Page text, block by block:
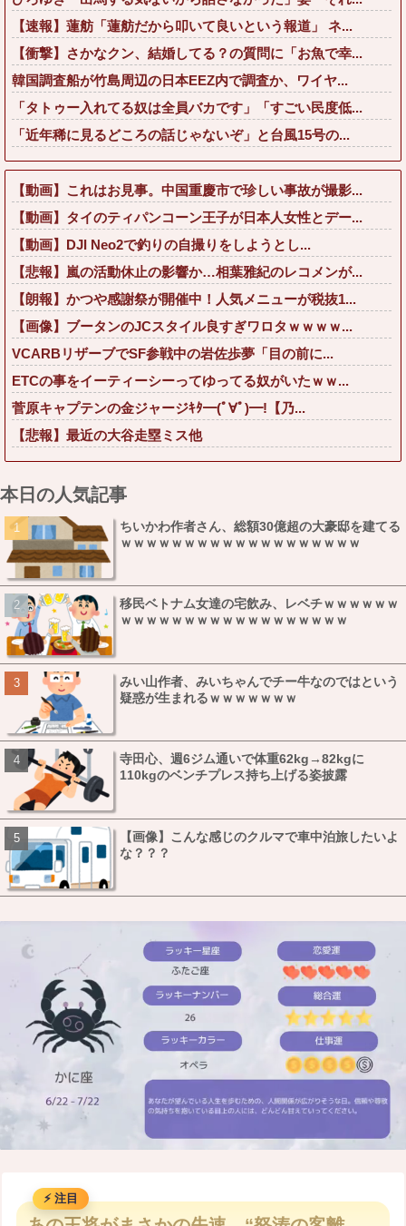
【速報】蓮舫「蓮舫だから叩いて良いという報道」 ネ...
【衝撃】さかなクン、結婚してる？の質問に「お魚で幸...
韓国調査船が竹島周辺の日本EEZ内で調査か、ワイヤ...
「タトゥー入れてる奴は全員バカです」「すごい民度低...
「近年稀に見るどころの話じゃないぞ」と台風15号の...
【動画】これはお見事。中国重慶市で珍しい事故が撮影...
【動画】タイのティパンコーン王子が日本人女性とデー...
【動画】DJI Neo2で釣りの自撮りをしようとし...
【悲報】嵐の活動休止の影響か…相葉雅紀のレコメンが...
【朗報】かつや感謝祭が開催中！人気メニューが税抜1...
【画像】ブータンのJCスタイル良すぎワロタｗｗｗｗ...
VCARBリザーブでSF参戦中の岩佐歩夢「目の前に...
ETCの事をイーティーシーってゆってる奴がいたｗｗ...
菅原キャプテンの金ジャージｷﾀ━(ﾟ∀ﾟ)━!【乃...
【悲報】最近の大谷走塁ミス他
本日の人気記事
ちいかわ作者さん、総額30億超の大豪邸を建てる
ｗｗｗｗｗｗｗｗｗｗｗｗｗｗｗｗｗｗｗ
移民ベトナム女達の宅飲み、レベチｗｗｗｗｗｗ
ｗｗｗｗｗｗｗｗｗｗｗｗｗｗｗｗｗｗ
みい山作者、みいちゃんでチー牛なのではという
疑惑が生まれるｗｗｗｗｗｗｗ
寺田心、週6ジム通いで体重62kg→82kgに
110kgのベンチプレス持ち上げる姿披露
【画像】こんな感じのクルマで車中泊旅したいよ
な？？？
M
u